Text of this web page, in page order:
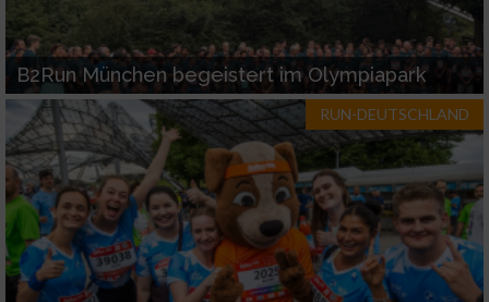
B2Run München begeistert im Olympiapark
RUN-DEUTSCHLAND